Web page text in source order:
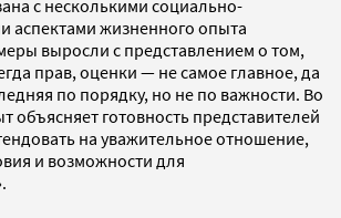
с несколькими социально-
аспектами жизненного опыта
выросли с представлением о том,
прав, оценки — не самое главное, да
по порядку, но не по важности. Во
объясняет готовность представителей
на уважительное отношение,
и возможности для